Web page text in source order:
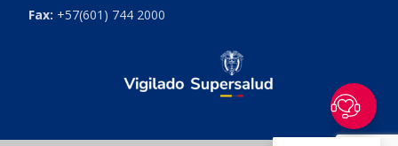
Fax: +57(601) 744 2000